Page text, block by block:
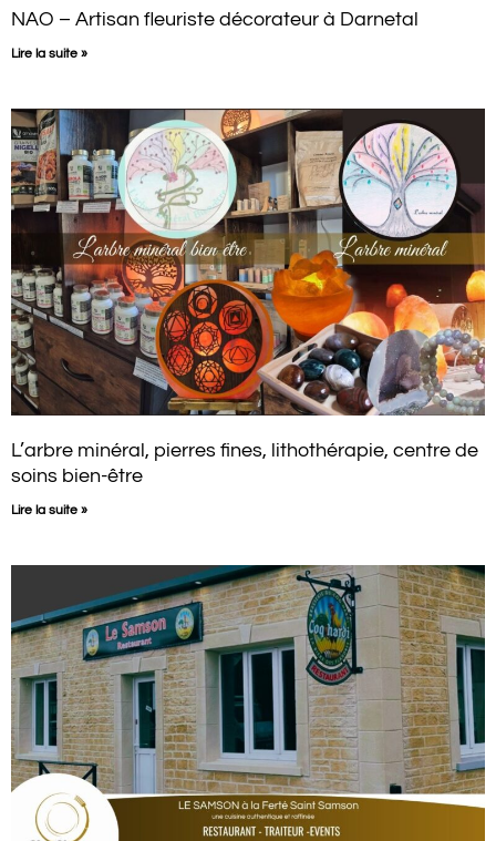
NAO – Artisan fleuriste décorateur à Darnetal
Lire la suite »
L’arbre minéral, pierres fines, lithothérapie, centre de
soins bien-être
Lire la suite »